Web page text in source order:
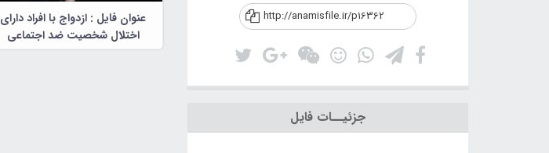
http://anamisfile.ir/p16362
جزئیــات فایل
عنوان فایل : ازدواج با افراد دارای
اختلال شخصیت ضد اجتماعی